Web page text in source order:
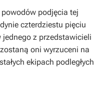
podjęcia tej
czterdziestu pięciu
jednego z przedstawicieli
oni wyrzuceni na
ekipach podległych